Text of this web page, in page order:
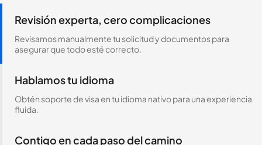
Revisión experta, cero complicaciones
Revisamos manualmente tu solicitud y documentos para
asegurar que todo esté correcto.
Hablamos tu idioma
Obtén soporte de visa en tu idioma nativo para una experiencia
fluida.
Contigo en cada paso del camino